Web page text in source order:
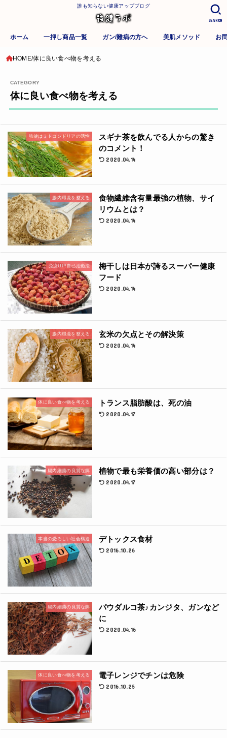
誰も知らない健康アップブログ
ホーム 一押し商品一覧 ガン/難病の方へ 美肌メソッド お
SEARCH
HOME 体に良い食べ物を考える
体に良い食べ物を考える
強健はミトコンドリアの活性
スギナ茶を飲んでる人からの驚き
のコメント！
2020.04.14
腸内環境を整える
食物繊維含有量最強の植物、サイ
リウムとは？
2020.04.14
免疫UP!自己治癒法
梅干しは日本が誇るスーパー健康
フード
2020.04.14
腸内環境を整える 玄米の欠点とその解決策
2020.04.14
体に良い食べ物を考える トランス脂肪酸は、死の油
2020.04.17
腸内細菌の良質な餌 植物で最も栄養価の高い部分は？
2020.04.17
本当の恐ろしい社会構造 デトックス食材
2016.10.26
腸内細菌の良質な餌
パウダルコ茶♪カンジタ、ガンなど
に
2020.04.16
体に良い食べ物を考える 電子レンジでチンは危険
2016.10.25